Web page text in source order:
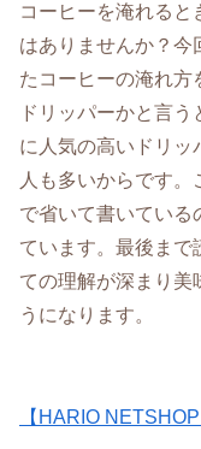
コーヒーを淹れると
はありませんか？今
たコーヒーの淹れ方
ドリッパーかと言
に人気の高いドリッ
人も多いからです
で省いて書いている
ています。最後まで
ての理解が深まり美
うになります。
【HARIO NETSHOP